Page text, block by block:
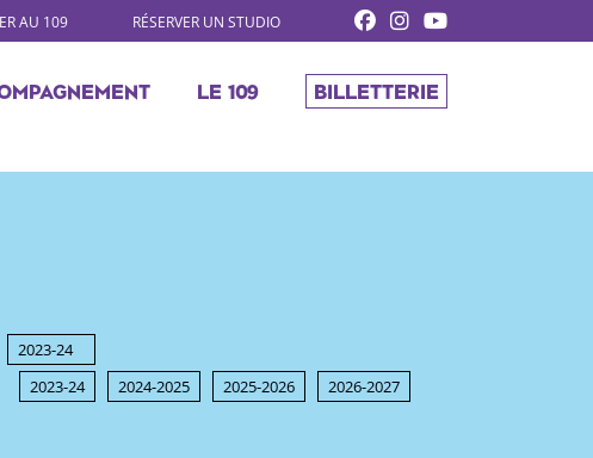
AU 109 RÉSERVER UN STUDIO
LE 109 BILLETTERIE
2023-24
2023-24
2024-2025 2025-2026 2026-2027